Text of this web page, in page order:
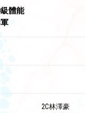
體能
2C林澤豪